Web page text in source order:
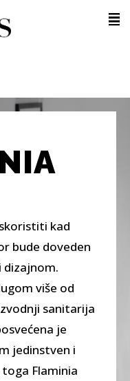
kad
bude doveden
više od
sanitarija
je
jedinstven i
Flaminia